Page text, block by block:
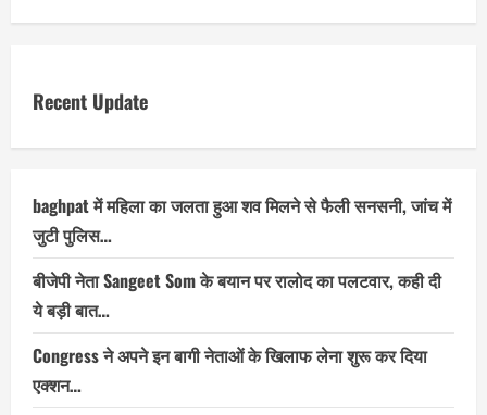
Recent Update
baghpat में महिला का जलता हुआ शव मिलने से फैली सनसनी, जांच में
जुटी पुलिस…
बीजेपी नेता Sangeet Som के बयान पर रालोद का पलटवार, कही दी
ये बड़ी बात…
Congress ने अपने इन बागी नेताओं के खिलाफ लेना शुरू कर दिया
एक्शन…